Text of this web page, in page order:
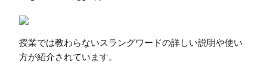
授業では教わらないスラングワードの詳しい説明や使い
方が紹介されています。